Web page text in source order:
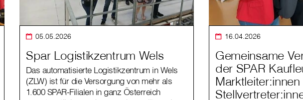
05.05.2026
Spar Logistikzentrum Wels
Das automatisierte Logistikzentrum in Wels
(ZLW) ist für die Versorgung von mehr als
1.600 SPAR-Filialen in ganz Österreich
16.04.2026
Gemeinsame
der SPAR